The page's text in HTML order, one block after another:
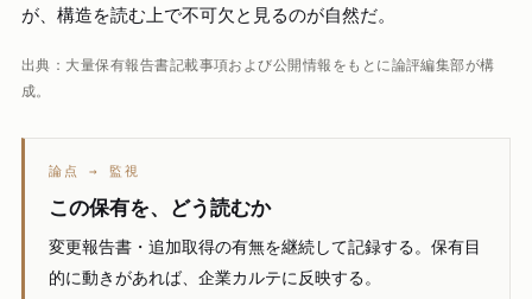
が、構造を読む上で不可欠と見るのが自然だ。
出典：大量保有報告書記載事項および公開情報をもとに論評編集部が構
成。
論点 → 監視
この保有を、どう読むか
変更報告書・追加取得の有無を継続して記録する。保有目
的に動きがあれば、企業カルテに反映する。